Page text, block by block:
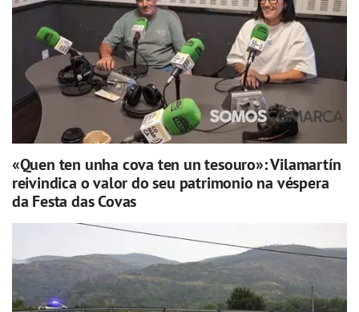
«Quen ten unha cova ten un tesouro»: Vilamartín
reivindica o valor do seu patrimonio na véspera
da Festa das Covas